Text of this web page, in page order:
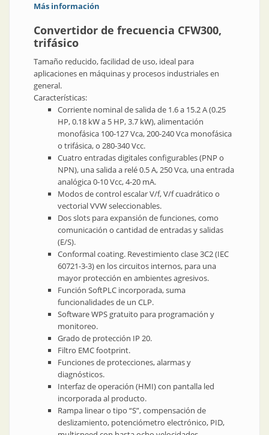
Más información
Convertidor de frecuencia CFW300,
trifásico
Tamaño reducido, facilidad de uso, ideal para
aplicaciones en máquinas y procesos industriales en
general.
Características:
Corriente nominal de salida de 1.6 a 15.2 A (0.25
HP, 0.18 kW a 5 HP, 3.7 kW), alimentación
monofásica 100-127 Vca, 200-240 Vca monofásica
o trifásica, o 280-340 Vcc.
Cuatro entradas digitales configurables (PNP o
NPN), una salida a relé 0.5 A, 250 Vca, una entrada
analógica 0-10 Vcc, 4-20 mA.
Modos de control escalar V/f, V/f cuadrático o
vectorial VVW seleccionables.
Dos slots para expansión de funciones, como
comunicación o cantidad de entradas y salidas
(E/S).
Conformal coating. Revestimiento clase 3C2 (IEC
60721-3-3) en los circuitos internos, para una
mayor protección en ambientes agresivos.
Función SoftPLC incorporada, suma
funcionalidades de un CLP.
Software WPS gratuito para programación y
monitoreo.
Grado de protección IP 20.
Filtro EMC footprint.
Funciones de protecciones, alarmas y
diagnósticos.
Interfaz de operación (HMI) con pantalla led
incorporada al producto.
Rampa linear o tipo “S”, compensación de
deslizamiento, potenciómetro electrónico, PID,